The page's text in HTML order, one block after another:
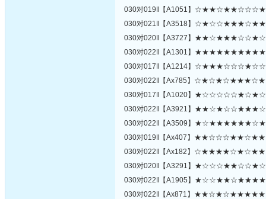
030对019‖【A1051】
030对021‖【A3518】
030对020‖【A3727】
030对022‖【A1301】
030对017‖【A1214】
030对022‖【Ax785】
030对017‖【A1020】
030对022‖【A3921】
030对022‖【A3509】
030对019‖【Ax407】
030对022‖【Ax182】
030对020‖【A3291】
030对022‖【A1905】
030对022‖【Ax871】